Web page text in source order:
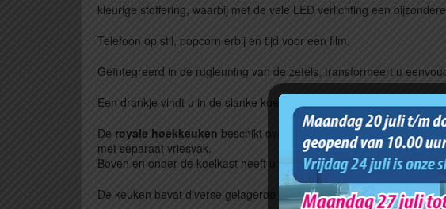
kleurige stoffering, waarbij met de vele LED verlichting een
Telefoon op stil, popcorn erbij en tijd voor een film.
Geïntegreerd in de rugleuning van de zetels, transformeert u
Een drankje vindt u in de slanke koelkast (middels twee zijden te
De royale hoekkeuken beschikt over een geïntegreerde rvs
met separaat vriesvak.
Boven en onder de koelkast heeft u de beschikking over extra
De keuken bevat diverse gelagerde laden met verrassend veel